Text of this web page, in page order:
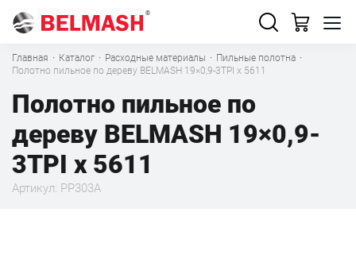
Главная · Каталог · Расходные материалы · Пильные полотна ·
Полотно пильное по дереву BELMASH 19×0,9-3TPI x 5611
Полотно пильное по
дереву BELMASH 19×0,9-
3TPI x 5611
Артикул: PP303A